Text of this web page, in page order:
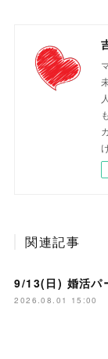
関連記事
9/13(日) 婚活
2026.08.01 15:00